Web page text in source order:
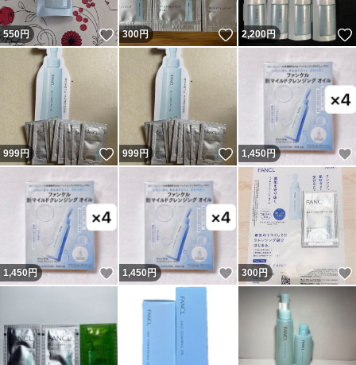
550円 いいね！
300円 いいね！
2,200円
999円 いいね！
999円 いいね！
1,450円
1,450円 いいね！
1,450円 いいね！
300円